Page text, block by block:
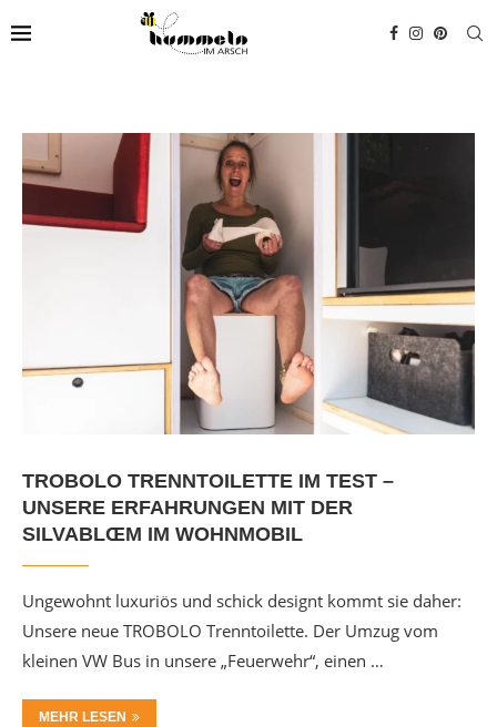
TROBOLO TRENNTOILETTE IM TEST –
UNSERE ERFAHRUNGEN MIT DER
SILVABLŒM IM WOHNMOBIL
Ungewohnt luxuriös und schick designt kommt sie daher:
Unsere neue TROBOLO Trenntoilette. Der Umzug vom
kleinen VW Bus in unsere „Feuerwehr“, einen …
MEHR LESEN